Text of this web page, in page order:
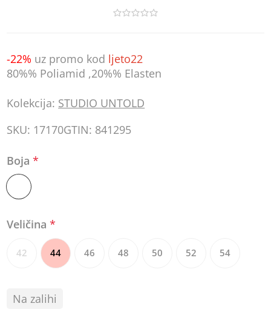
-22% uz promo kod ljeto22
80%% Poliamid ,20%% Elasten
Kolekcija: STUDIO UNTOLD
SKU: 17170GTIN: 841295
Boja*
Veličina*
42 44 46 48 50 52 54
Na zalihi